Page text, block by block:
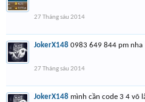
27 Tháng sáu 2014
JokerX148 0983 649 844 pm nha
27 Tháng sáu 2014
JokerX148 mình cần code 3 4 võ